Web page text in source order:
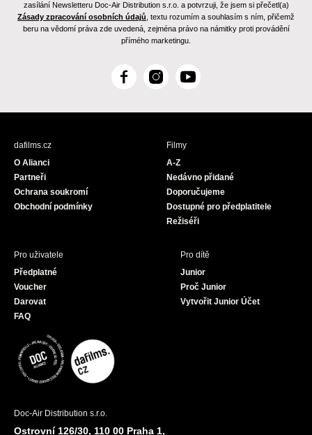
zasílání Newsletteru Doc-Air Distribution s.r.o. a potvrzuji, že jsem si přečetl(a)
Zásady zpracování osobních údajů , textu rozumím a souhlasím s ním, přičemž
beru na vědomí práva zde uvedená, zejména právo na námitky proti provádění
přímého marketingu.
F
c
I
s
Y
u
dafilms.cz
O Alianci
Partneři
Ochrana soukromí
Obchodní podmínky
Filmy
A-Z
Nedávno přidané
Doporučujeme
Dostupné pro předplatitele
Režiséři
Pro uživatele
Předplatné
Voucher
Darovat
FAQ
Pro dítě
Junior
Proč Junior
Vytvořit Junior Účet
Doc-Air Distribution s.r.o.
Ostrovní 126/30, 110 00 Praha 1,